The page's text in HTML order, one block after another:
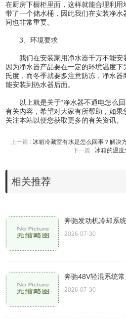
在厨房下橱柜里面，这样就能合理利
带了一个储水桶，因此我们在安装净
间也非常重要。
3、环境要求
我们在安装家用净水器千万不能
因为净水器产品要在一定的环境温度
氏度，而冬季就要多注意防冻，净水
能安装到热水器后面。
以上就是关于“净水器不通电怎么
有关内容，希望对大家有所帮助，如果
关注本站以便您获取更多的有关资讯。
上一篇 :冰箱冷藏室有水是怎么回事？解决
下一篇 : 冰箱的温
相关推荐
奔驰发动机冷却系
2026-07-30
奔驰48V轻混系统
2026-07-30